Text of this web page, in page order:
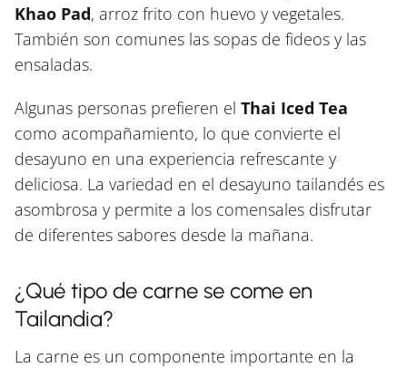
Khao Pad, arroz frito con huevo y vegetales.
También son comunes las sopas de fideos y las
ensaladas.
Algunas personas prefieren el Thai Iced Tea
como acompañamiento, lo que convierte el
desayuno en una experiencia refrescante y
deliciosa. La variedad en el desayuno tailandés es
asombrosa y permite a los comensales disfrutar
de diferentes sabores desde la mañana.
¿Qué tipo de carne se come en
Tailandia?
La carne es un componente importante en la